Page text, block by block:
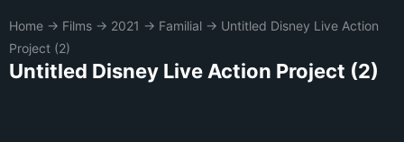
Home → Films → 2021 → Familial → Untitled Disney Live Action
Project (2)
Untitled Disney Live Action Project (2)